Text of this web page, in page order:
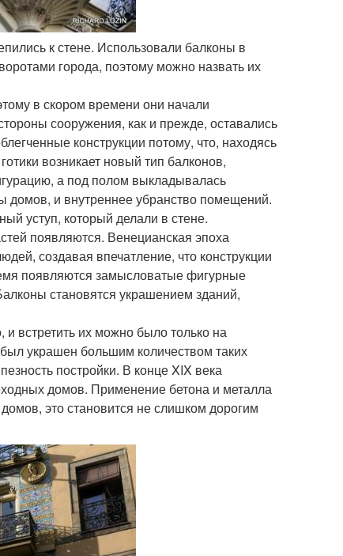
к стене. Использовали балконы в
города, поэтому можно назвать их
в скором времени они начали
сооружения, как и прежде, оставались
конструкции потому, что, находясь
возникает новый тип балконов,
а под полом выкладывалась
домов, и внутреннее убранство помещений.
уступ, который делали в стене.
появляются. Венецианская эпоха
создавая впечатление, что конструкции
появляются замысловатые фигурные
становятся украшением зданий,
встретить их можно было только на
украшен большим количеством таких
постройки. В конце XIX века
домов. Применение бетона и металла
это становится не слишком дорогим